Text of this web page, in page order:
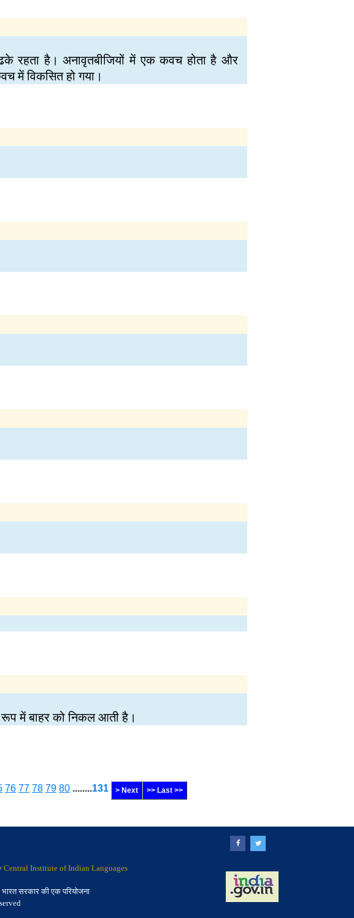
रहता है। अनावृतबीजियों में एक कवच होता है और
में विकसित हो गया।
रूप में बाहर को निकल आती है।
76 77 78 79 80 ........131 > Next >> Last >>
Central Institute of Indian Languages
भारत सरकार की एक परियोजना